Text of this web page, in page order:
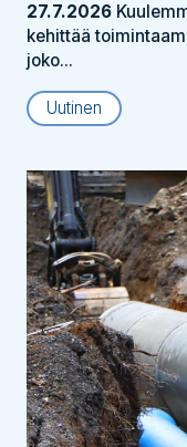
27.7.2026
kehittää
joko...
Uutinen